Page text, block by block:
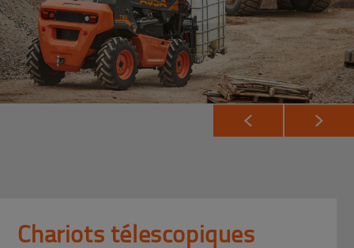
Chariots télescopiques